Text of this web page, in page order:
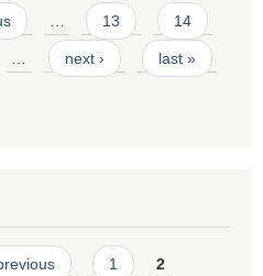
… 13 14
… next › last »
1 2